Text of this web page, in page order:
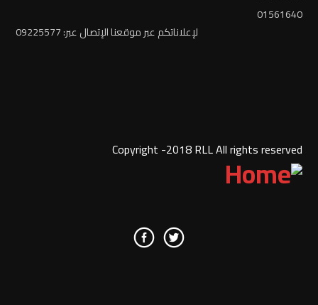
01561640
لإعلاناتكم عبر موقعنا الإتصال عبر: 09225577
Copyright -2018 RLL All rights reserved